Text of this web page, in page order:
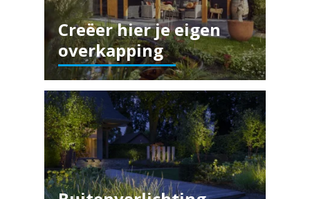
Creëer hier je eigen
overkapping